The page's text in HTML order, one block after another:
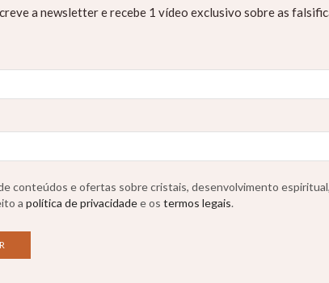
a newsletter e recebe 1 vídeo exclusivo sobre as
conteúdos e ofertas sobre cristais, desenvolvimento
a política de privacidadee os termos legais.